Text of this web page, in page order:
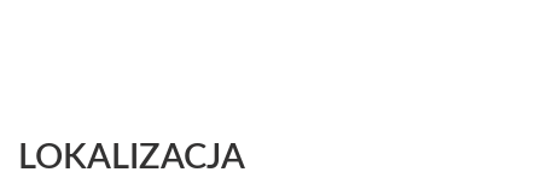
LOKALIZACJA